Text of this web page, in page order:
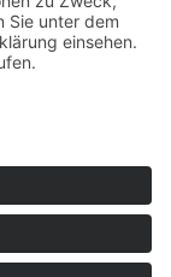
vorbehalten